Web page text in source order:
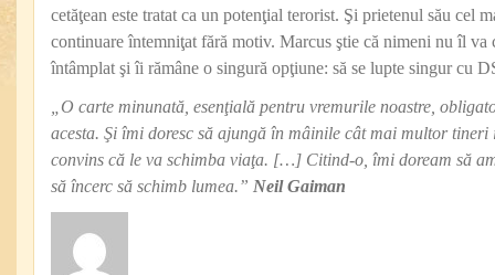
cetăţean este tratat ca un potenţial terorist. Şi prietenul său cel
continuare întemniţat fără motiv. Marcus ştie că nimeni nu îl va
întâmplat şi îi rămâne o singură opţiune: să se lupte singur cu
„O carte minunată, esenţială pentru vremurile noastre,
acesta. Şi îmi doresc să ajungă în mâinile cât mai multor tineri
convins că le va schimba viaţa. […] Citind-o, îmi doream să
să încerc să schimb lumea.” Neil Gaiman